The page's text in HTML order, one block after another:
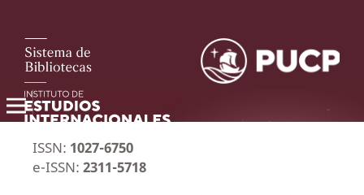
ISSN: 1027-6750
e-ISSN: 2311-5718